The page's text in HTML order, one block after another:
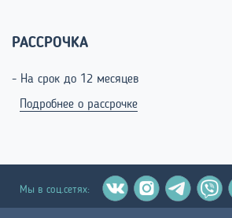
РАССРОЧКА
- На срок до 12 месяцев
Подробнее о рассрочке
Мы в соц.сетях: